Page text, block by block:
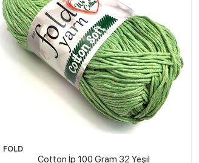
FOLD
Cotton İp 100 Gram 32 Yeşil